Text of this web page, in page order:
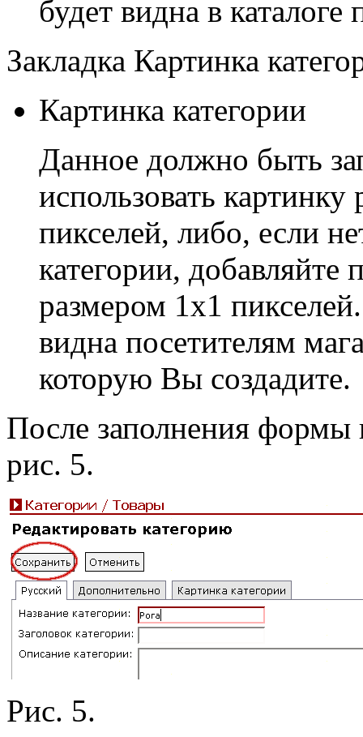
будет видна в каталоге
Закладка Картинка
Картинка категории
Данное должно быть
использовать
пикселей, либо, если
категории,
размером 1x1
видна посетителям
которую Вы создадите.
После заполнения
рис. 5.
Рис. 5.